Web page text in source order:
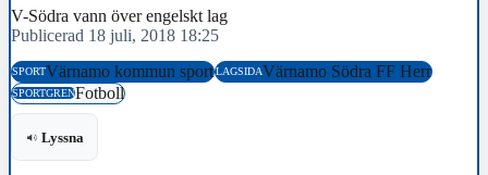
V-Södra vann över engelskt lag
Publicerad 18 juli, 2018 18:25
SPORTVärnamo kommun sportLAGSIDAVärnamo Södra FF Herr
SPORTGRENFotboll
Lyssna